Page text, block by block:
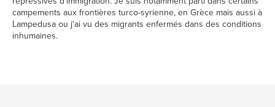
campements aux frontières turco-syrienne, en Grèce mais aussi à
Lampedusa ou j'ai vu des migrants enfermés dans des conditions
inhumaines.